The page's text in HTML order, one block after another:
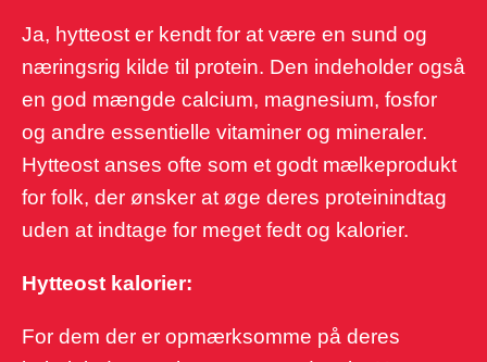
Ja, hytteost er kendt for at være en sund og
næringsrig kilde til protein. Den indeholder også
en god mængde calcium, magnesium, fosfor
og andre essentielle vitaminer og mineraler.
Hytteost anses ofte som et godt mælkeprodukt
for folk, der ønsker at øge deres proteinindtag
uden at indtage for meget fedt og kalorier.
Hytteost kalorier:
For dem der er opmærksomme på deres